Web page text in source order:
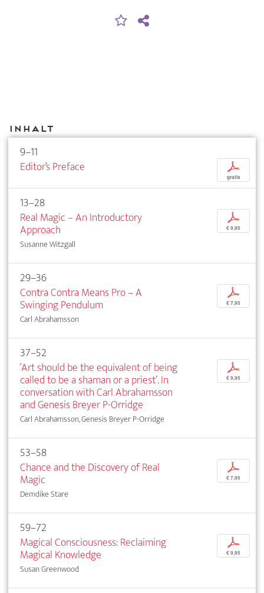
Inhalt
9–11
Editor’s Preface
p
gratis
13–28
Real Magic – An Introductory
Approach
Susanne Witzgall
p
€ 9,95
29–36
Contra Contra Means Pro – A
Swinging Pendulum
Carl Abrahamsson
p
€ 7,95
37–52
‘Art should be the equivalent of being
called to be a shaman or a priest’. In
conversation with Carl Abrahamsson
and Genesis Breyer P-Orridge
Carl Abrahamsson, Genesis Breyer P-Orridge
p
€ 9,95
53–58
Chance and the Discovery of Real
Magic
Demdike Stare
p
€ 7,95
59–72
Magical Consciousness: Reclaiming
Magical Knowledge
Susan Greenwood
p
€ 9,95